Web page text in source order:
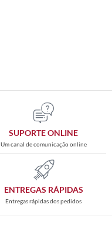
SUPORTE ONLINE
Um canal de comunicação online
ENTREGAS RÁPIDAS
Entregas rápidas dos pedidos